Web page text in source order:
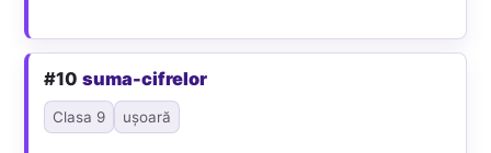
#10suma-cifrelor
Clasa 9 ușoară